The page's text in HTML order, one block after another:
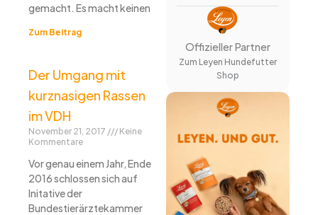
gemacht. Es macht keinen
Zum Beitrag
Der Umgang mit
kurznasigen Rassen
im VDH
November 21, 2017
Keine
Kommentare
Vor genau einem Jahr, Ende
2016 schlossen sich auf
Initative der
Bundestierärztekammer
Offizieller Partner
Zum Leyen Hundefutter
Shop